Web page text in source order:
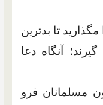
تا بدترين
آنگاه دعا
مسلمانان فرو